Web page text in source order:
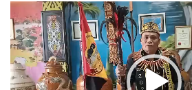
Pemutar
Video